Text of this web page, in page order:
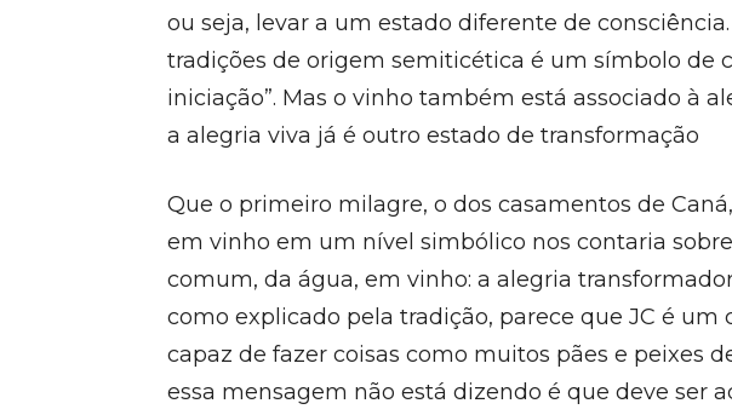
ou seja, levar a um estado diferente de consciência.
tradições de origem semiticética é um símbolo de
iniciação”. Mas o vinho também está associado à
a alegria viva já é outro estado de transformação
Que o primeiro milagre, o dos casamentos de
em vinho em um nível simbólico nos contaria
comum, da água, em vinho: a alegria
como explicado pela tradição, parece que JC é um
capaz de fazer coisas como muitos pães e peixes
essa mensagem não está dizendo é que deve ser